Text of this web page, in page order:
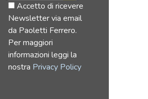
Accetto di ricevere
Newsletter via email
da Paoletti Ferrero.
Per maggiori
informazioni leggi la
nostra Privacy Policy